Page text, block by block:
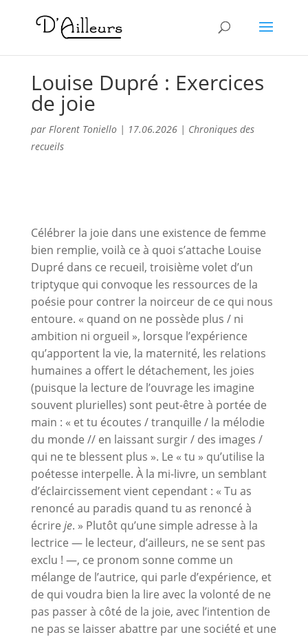
Louise Dupré : Exercices
de joie
par Florent Toniello| 17.06.2026| Chroniques des
recueils
Célébrer la joie dans une existence de femme
bien remplie, voilà ce à quoi s’attache Louise
Dupré dans ce recueil, troisième volet d’un
triptyque qui convoque les ressources de la
poésie pour contrer la noirceur de ce qui nous
entoure. « quand on ne possède plus / ni
ambition ni orgueil », lorsque l’expérience
qu’apportent la vie, la maternité, les relations
humaines a offert le détachement, les joies
(puisque la lecture de l’ouvrage les imagine
souvent plurielles) sont peut-être à portée de
main : « et tu écoutes / tranquille / la mélodie
du monde // en laissant surgir / des images /
qui ne te blessent plus ». Le « tu » qu’utilise la
poétesse interpelle. À la mi-livre, un semblant
d’éclaircissement vient cependant : « Tu as
renoncé au paradis quand tu as renoncé à
écrire je. » Plutôt qu’une simple adresse à la
lectrice — le lecteur, d’ailleurs, ne se sent pas
exclu ! —, ce pronom sonne comme un
mélange de l’autrice, qui parle d’expérience, et
de qui voudra bien la lire avec la volonté de ne
pas passer à côté de la joie, avec l’intention de
ne pas se laisser abattre par une société et une